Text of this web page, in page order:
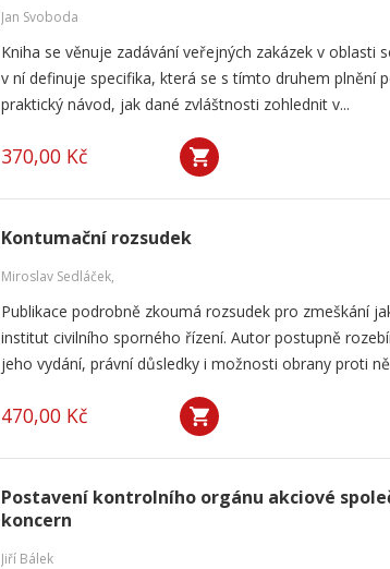
Jan Svoboda
Kniha se věnuje zadávání veřejných zakázek v oblasti
v ní definuje specifika, která se s tímto druhem plnění
praktický návod, jak dané zvláštnosti zohlednit v...
370,00 Kč
Kontumační rozsudek
Miroslav Sedláček,
Publikace podrobně zkoumá rozsudek pro zmeškání
institut civilního sporného řízení. Autor postupně
jeho vydání, právní důsledky i možnosti obrany proti
470,00 Kč
Postavení kontrolního orgánu akciové
koncern
Jiří Bálek